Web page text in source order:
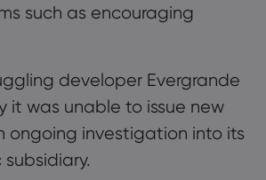
such as encouraging
developer Evergrande
it was unable to issue new
ongoing investigation into its